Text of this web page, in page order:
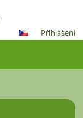
Přihlášení